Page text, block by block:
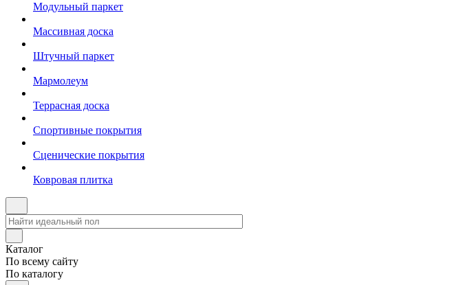
Модульный паркет
Массивная доска
Штучный паркет
Мармолеум
Террасная доска
Спортивные покрытия
Сценические покрытия
Ковровая плитка
Каталог
По всему сайту
По каталогу